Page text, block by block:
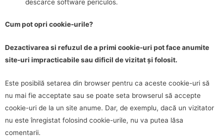
descarce software periculos.
Cum pot opri cookie-urile?
Dezactivarea si refuzul de a primi cookie-uri pot face anumite
site-uri impracticabile sau dificil de vizitat și folosit.
Este posibilă setarea din browser pentru ca aceste cookie-uri să
nu mai fie acceptate sau se poate seta browserul să accepte
cookie-uri de la un site anume. Dar, de exemplu, dacă un vizitator
nu este înregistat folosind cookie-urile, nu va putea lăsa
comentarii.